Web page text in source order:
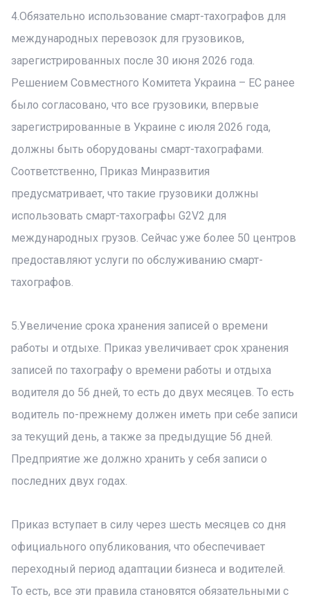
4.Обязательно использование смарт-тахографов для
международных перевозок для грузовиков,
зарегистрированных после 30 июня 2026 года.
Решением Совместного Комитета Украина – ЕС ранее
было согласовано, что все грузовики, впервые
зарегистрированные в Украине с июля 2026 года,
должны быть оборудованы смарт-тахографами.
Соответственно, Приказ Минразвития
предусматривает, что такие грузовики должны
использовать смарт-тахографы G2V2 для
международных грузов. Сейчас уже более 50 центров
предоставляют услуги по обслуживанию смарт-
тахографов.
5.Увеличение срока хранения записей о времени
работы и отдыхе. Приказ увеличивает срок хранения
записей по тахографу о времени работы и отдыха
водителя до 56 дней, то есть до двух месяцев. То есть
водитель по-прежнему должен иметь при себе записи
за текущий день, а также за предыдущие 56 дней.
Предприятие же должно хранить у себя записи о
последних двух годах.
Приказ вступает в силу через шесть месяцев со дня
официального опубликования, что обеспечивает
переходный период адаптации бизнеса и водителей.
То есть, все эти правила становятся обязательными с